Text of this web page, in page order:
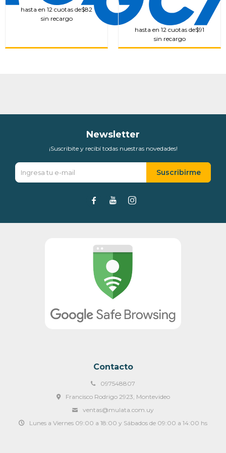
hasta en 12 cuotas de$82
sin recargo
hasta en 12 cuotas de$91
sin recargo
Contacto
097548807
Francisco Rodrigo 2923, Montevideo
ventas@mulata.com.uy
Lunes a Viernes 09:00 a 18:00 y Sábados de 09:00 a 14:00 hs
Newsletter
¡Suscribite y recibí todas nuestras novedades!
Suscribirme
  